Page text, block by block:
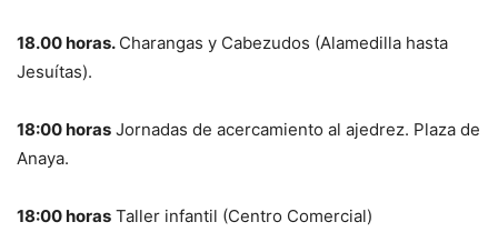
18.00 horas. Charangas y Cabezudos (Alamedilla hasta
Jesuítas).
18:00 horas Jornadas de acercamiento al ajedrez. Plaza de
Anaya.
18:00 horas Taller infantil (Centro Comercial)